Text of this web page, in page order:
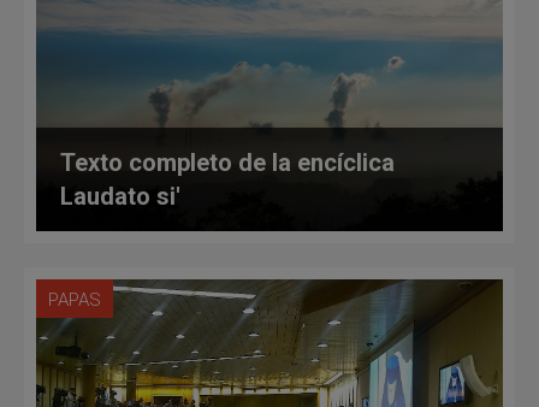
Texto completo de la encíclica
Laudato si'
PAPAS